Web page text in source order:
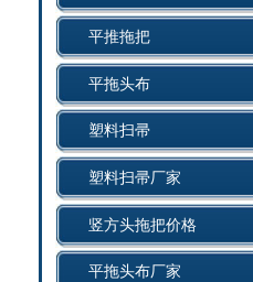
平推拖把
平拖头布
塑料扫帚
塑料扫帚厂家
竖方头拖把价格
平拖头布厂家